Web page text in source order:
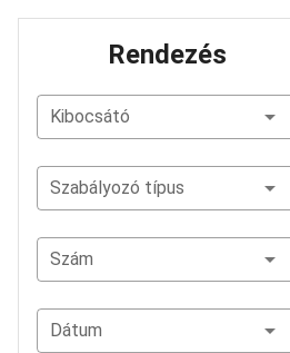
Belső
Rendezés
Kibocsátó
Szabályozó típus
Szám
Dátum
Nem
umok!